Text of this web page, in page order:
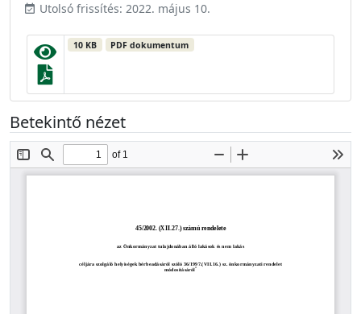
event_available Utolsó frissítés: 2022. május 10.
10 KB PDF dokumentum
Betekintő nézet